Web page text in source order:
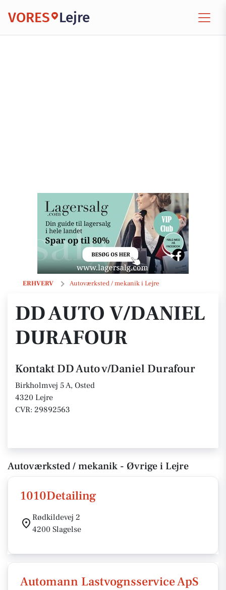
VORES Lejre
ERHVERV Autoværksted / mekanik i Lejre
DD Auto v/Daniel Durafour
DD AUTO V/DANIEL
DURAFOUR
Kontakt DD Auto v/Daniel Durafour
Birkholmvej 5 A, Osted
4320 Lejre
CVR: 29892563
Autoværksted / mekanik - Øvrige i Lejre
1010Detailing
Rødkildevej 2
4200 Slagelse
Automann Lastvognsservice ApS